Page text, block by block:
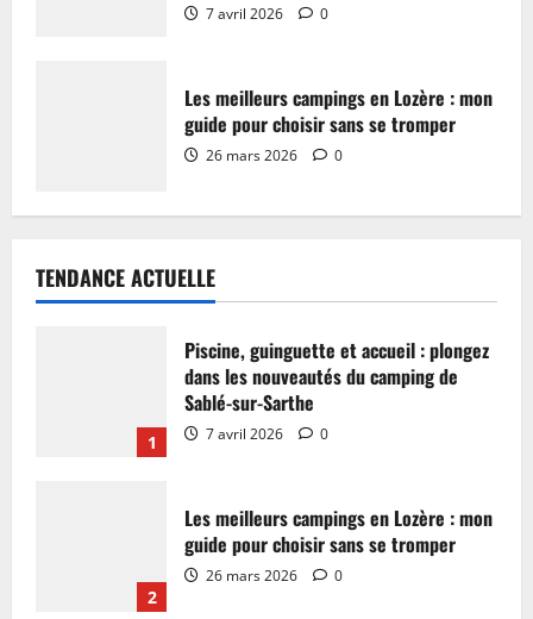
7 avril 2026 0
Les meilleurs campings en Lozère : mon
guide pour choisir sans se tromper
26 mars 2026 0
TENDANCE ACTUELLE
1
Piscine, guinguette et accueil : plongez
dans les nouveautés du camping de
Sablé-sur-Sarthe
7 avril 2026 0
2
Les meilleurs campings en Lozère : mon
guide pour choisir sans se tromper
26 mars 2026 0